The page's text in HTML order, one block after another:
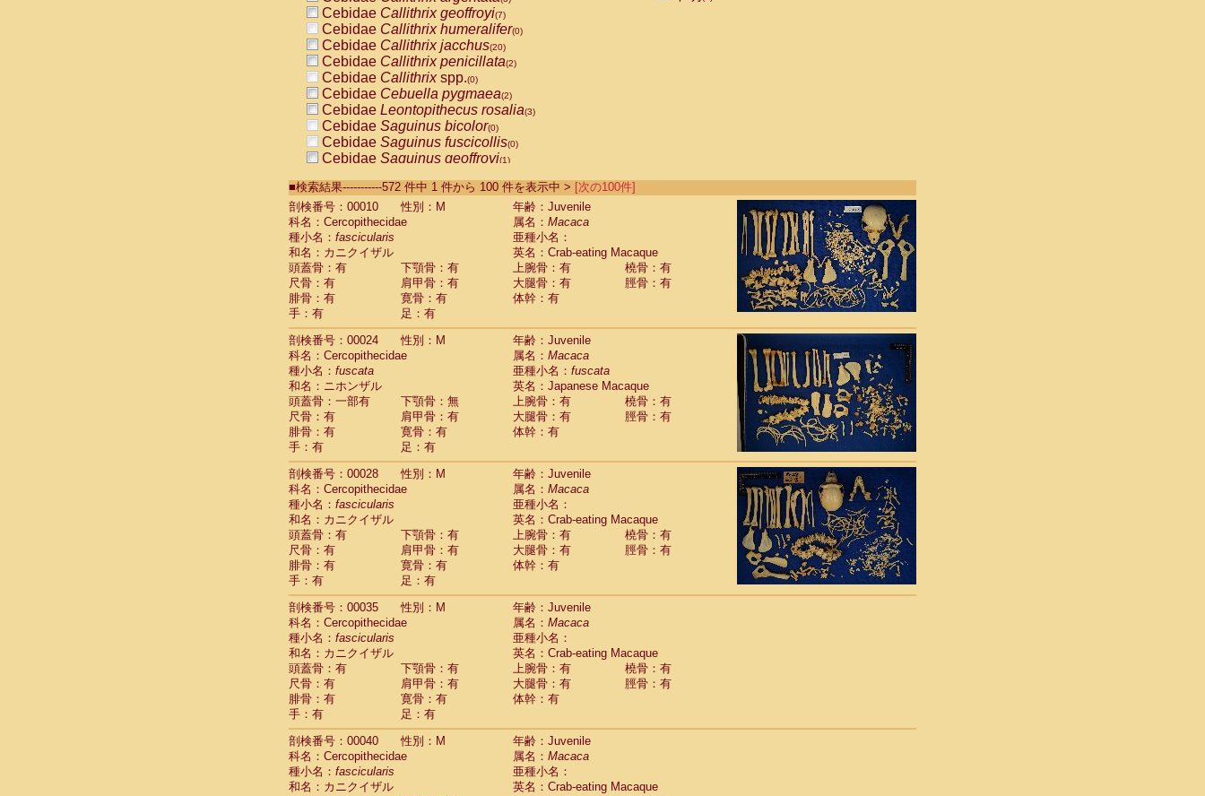
Cebidae Callithrix geoffroyi(7)
Cebidae Callithrix humeralifer(0)
Cebidae Callithrix jacchus(20)
Cebidae Callithrix penicillata(2)
Cebidae Callithrixspp.(0)
Cebidae Cebuella pygmaea(2)
Cebidae Leontopithecus rosalia(3)
Cebidae Saguinus bicolor(0)
Cebidae Saguinus fuscicollis(0)
Cebidae Saguinus geoffroyi(1)
CebidaeSaguinus labiatus(0)
Cebidae Saguinus leucopus (4)
CebidaeSaguinus midas
CebidaeSaguinus mystax
CebidaeSaguinus nigricollis (12)
Cebidae Saguinus oedipus
Cebidae Saguinus weddelli
Cebidae Saguinusspp.
Cebidae Aotus trivirgatus
Cebidae Cebus albifrons
CebidaeCebus apella
Cebidae
CebidaeCebus nigrivittatus
Cebidae Cebusspp.(0)
Cebidae Saimiri boliviensis
Cebidae Saimiri sciureus
Atelidae Alouatta caraya
AtelidaeAlouatta fusca
AtelidaeAlouatta seniculus
AtelidaeAlouatta
AtelidaeAteles belzebuth
Atelidae Ateles geoffroyi
Atelidae Ateles paniscus
Atelidae Atelesspp.
Atelidae Lagothrix lagothricha
AtelidaeLagothrix lagothricha cana(0)
Pitheciidae Cacajao calvus rubicundus(1)
PitheciidaeCallicebus cupreus(0)
Pitheciidae Callicebus donacophilus(0)
Pitheciidae Callicebus moloch(0)
Pitheciidae Callicebus torquatus(0)
Pitheciidae Callicebus
Pitheciidae Chiropotes satanas
Pitheciidae Pithecia monachus
Pitheciidae Pithecia pithecia (0)
Cercopithecidae Cercocebus agilis (0)
Cercopithecidae Cercocebus galeritus chrysogaster
Cercopithecidae Cercocebus torquatus atys(0)
■検索結果-----------572 件中 1 件から 100 件を表示中 > [次の100件]
剖検番号：00010
性別：M
年齢：Juvenile
科名：Cercopithecidae
属名： Macaca
種小名： fascicularis
亜種小名：
和名：カニクイザル
英名：Crab-eating Macaque
頭蓋骨：有
下顎骨：有 上腕骨：有
橈骨：有
尺骨：有
肩甲骨：有 大腿骨：有
脛骨：有
腓骨：有
寛骨：有
体幹：有
手：有
足：有
剖検番号：00024
性別：M
年齢：Juvenile
科名：Cercopithecidae
属名： Macaca
種小名： fuscata 亜種小名： fuscata
和名：ニホンザル
英名：Japanese Macaque
頭蓋骨：一部有
下顎骨：無 上腕骨：有
橈骨：有
尺骨：有
肩甲骨：有 大腿骨：有
脛骨：有
腓骨：有
寛骨：有
体幹：有
手：有
足：有
剖検番号：00028
性別：M
年齢：Juvenile
科名：Cercopithecidae
属名： Macaca
種小名： fascicularis
亜種小名：
和名：カニクイザル
英名：Crab-eating Macaque
頭蓋骨：有
下顎骨：有 上腕骨：有
橈骨：有
尺骨：有
肩甲骨：有 大腿骨：有
脛骨：有
腓骨：有
寛骨：有
体幹：有
手：有
足：有
剖検番号：00035
性別：M
年齢：Juvenile
科名：Cercopithecidae
属名： Macaca
種小名： fascicularis
亜種小名：
和名：カニクイザル
英名：Crab-eating Macaque
頭蓋骨：有
下顎骨：有 上腕骨：有
橈骨：有
尺骨：有
肩甲骨：有 大腿骨：有
脛骨：有
腓骨：有
寛骨：有
体幹：有
手：有
足：有
剖検番号：00040
性別：M
年齢：Juvenile
科名：Cercopithecidae
属名： Macaca
種小名： fascicularis
亜種小名：
和名：カニクイザル
英名：Crab-eating Macaque